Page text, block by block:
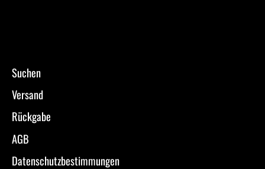
Suchen
Versand
Rückgabe
AGB
Datenschutzbestimmungen